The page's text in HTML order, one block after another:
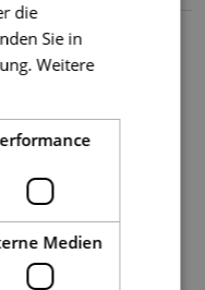
die
Sie in
Weitere
Medien